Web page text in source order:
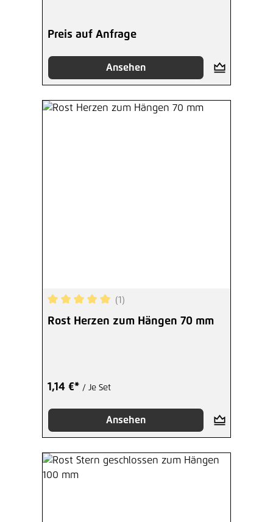
Preis auf Anfrage
Ansehen
Durchschnittliche Bewertung von 5 von 5
(1)
Rost Herzen zum Hängen 70 mm
1,14 €* / Je Set
Ansehen